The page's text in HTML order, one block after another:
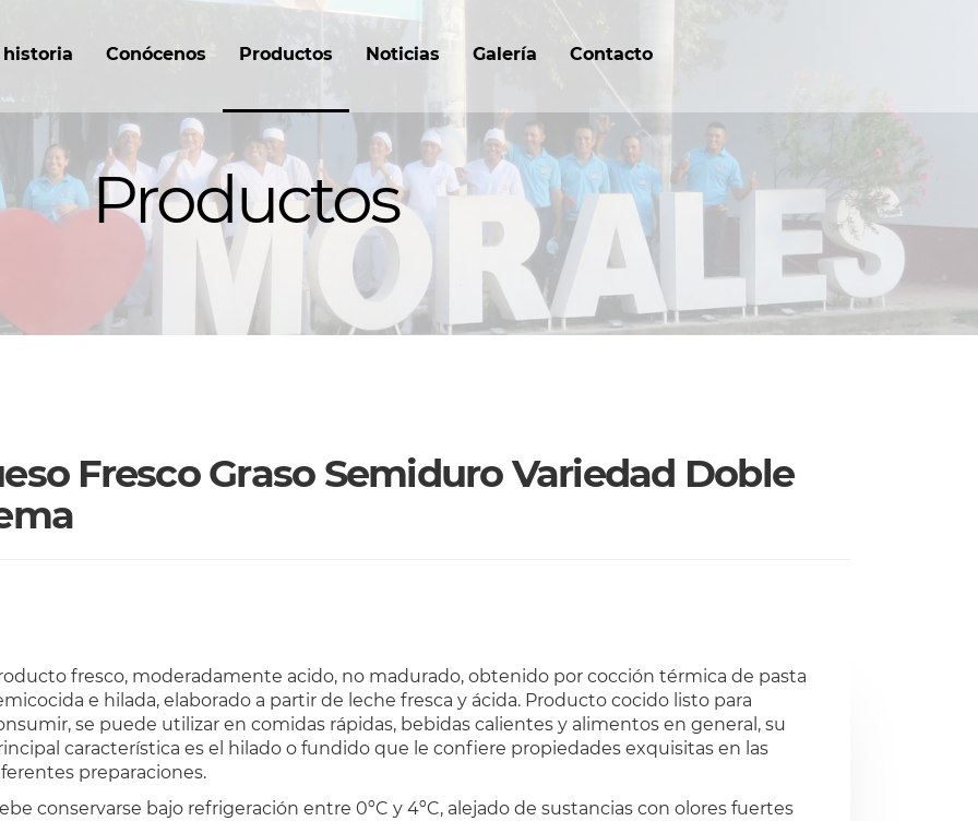
Conócenos Productos Noticias Galería Contacto
Productos
Fresco Graso Semiduro Variedad Doble
fresco, moderadamente acido, no madurado, obtenido por cocción térmica de pasta
e hilada, elaborado a partir de leche fresca y ácida. Producto cocido listo para
se puede utilizar en comidas rápidas, bebidas calientes y alimentos en general, su
característica es el hilado o fundido que le confiere propiedades exquisitas en las
preparaciones.
conservarse bajo refrigeración entre 0ºC y 4ºC, alejado de sustancias con olores fuertes